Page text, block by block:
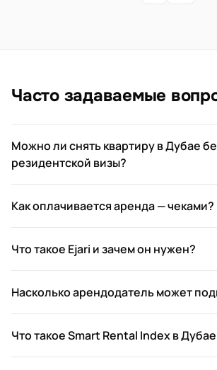
Часто задаваемые
Можно ли снять квартиру в Дубае
резидентской визы?
Как оплачивается аренда — чеками?
Что такое Ejari и зачем он нужен?
Насколько арендодатель может
Что такое Smart Rental Index в